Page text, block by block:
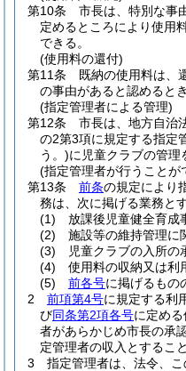
第10条
市長は、特別な事
定めるところにより使用
できる。
(使用料の還付)
第11条
既納の使用料は、
の事由があると認めると
(指定管理者による管理)
第12条
市長は、地方自治
の2第3項に規定する指定
う。)に児童クラブの管理
(指定管理者が行うことが
第13条
前条の規定により
務は、次に掲げる業務とす
(1)
放課後児童健全育成
(2)
施設等の維持管理に
(3)
児童クラブの入所の
(4)
使用料の収納又は利
(5)
前各号に掲げるもの
2
前項第4号に規定する利
び同条第2項各号に定め
者があらかじめ市長の承
定管理者の収入とするこ
3
指定管理者は、法令、